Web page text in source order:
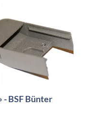
BSF Bünter